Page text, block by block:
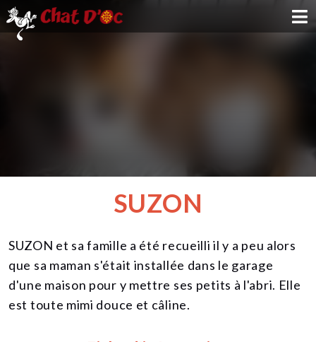
NOUS SOUTENIR
CONTACT
SUZON
SUZON et sa famille a été recueilli il y a peu alors
que sa maman s'était installée dans le garage
d'une maison pour y mettre ses petits à l'abri. Elle
est toute mimi douce et câline.